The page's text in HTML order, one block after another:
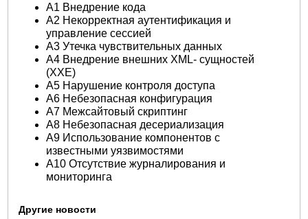
A1 Внедрение кода
A2 Некорректная аутентификация и
управление сессией
A3 Утечка чувствительных данных
A4 Внедрение внешних XML- сущностей
(XXE)
A5 Нарушение контроля доступа
A6 Небезопасная конфигурация
A7 Межсайтовый скриптинг
A8 Небезопасная десериализация
A9 Использование компонентов с
известными уязвимостями
A10 Отсутствие журналирования и
мониторинга
Другие новости